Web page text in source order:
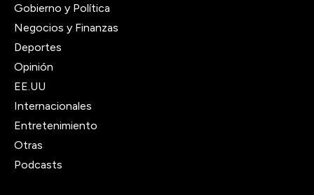
Gobierno y Política
Negocios y Finanzas
Deportes
Opinión
EE.UU
Internacionales
Entretenimiento
Otras
Podcasts